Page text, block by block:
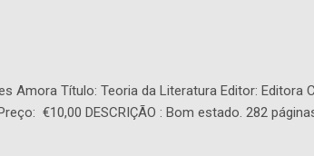
Amora Título: Teoria da Literatura Editor: Editora
€10,00 DESCRIÇÃO : Bom estado. 282